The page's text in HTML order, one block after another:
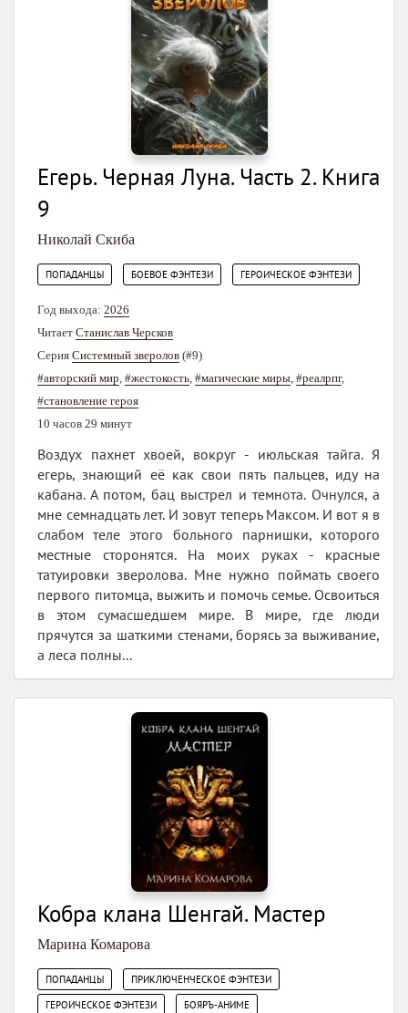
Егерь. Черная Луна. Часть 2. Книга
9
Николай Скиба
ПОПАДАНЦЫ БОЕВОЕ ФЭНТЕЗИ ГЕРОИЧЕСКОЕ ФЭНТЕЗИ
Год выхода: 2026
Читает Станислав Черсков
Серия Системный зверолов (#9)
#авторский мир #жестокость #магические миры #реалрпг,
#становление героя
10 часов 29 минут
Воздух пахнет хвоей, вокруг - июльская тайга. Я
егерь, знающий её как свои пять пальцев, иду на
кабана. А потом, бац выстрел и темнота. Очнулся, а
мне семнадцать лет. И зовут теперь Максом. И вот я в
слабом теле этого больного парнишки, которого
местные сторонятся. На моих руках - красные
татуировки зверолова. Мне нужно поймать своего
первого питомца, выжить и помочь семье. Освоиться
в этом сумасшедшем мире. В мире, где люди
прячутся за шаткими стенами, борясь за выживание,
а леса полны...
Кобра клана Шенгай. Мастер
Марина Комарова
ПОПАДАНЦЫ ПРИКЛЮЧЕНЧЕСКОЕ ФЭНТЕЗИ
ГЕРОИЧЕСКОЕ ФЭНТЕЗИ БОЯРЪ-АНИМЕ